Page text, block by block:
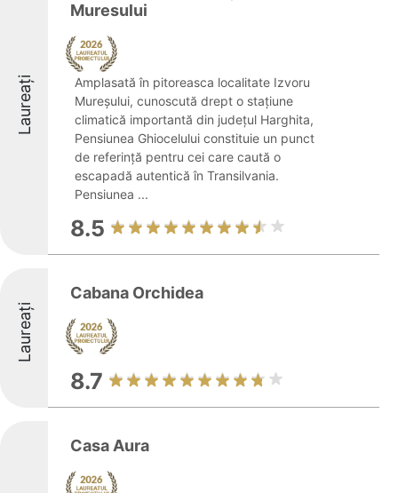
Laureați
Muresului
Amplasată în pitoreasca localitate Izvoru
Mureșului, cunoscută drept o stațiune
climatică importantă din județul Harghita,
Pensiunea Ghiocelului constituie un punct
de referință pentru cei care caută o
escapadă autentică în Transilvania.
Pensiunea ...
8.5
Laureați
Cabana Orchidea
8.7
Casa Aura